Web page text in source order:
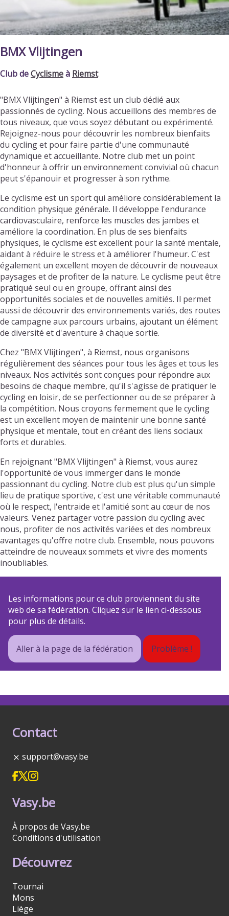
BMX Vlijtingen
Club deCyclismeà Riemst
"BMX Vlijtingen" à Riemst est un club dédié aux
passionnés de cycling. Nous accueillons des membres de
tous niveaux, que vous soyez débutant ou expérimenté.
Rejoignez-nous pour découvrir les nombreux bienfaits
du cycling et pour faire partie d'une communauté
dynamique et accueillante. Notre club met un point
d'honneur à offrir un environnement convivial où chacun
peut s'épanouir et progresser à son rythme.
Le cyclisme est un sport qui améliore considérablement la
condition physique générale. Il développe l'endurance
cardiovasculaire, renforce les muscles des jambes et
améliore la coordination. En plus de ses bienfaits
physiques, le cyclisme est excellent pour la santé mentale,
aidant à réduire le stress et à améliorer l'humeur. C'est
également un excellent moyen de découvrir de nouveaux
paysages et de profiter de la nature. Le cyclisme peut être
pratiqué seul ou en groupe, offrant ainsi des
opportunités sociales et de nouvelles amitiés. Il permet
aussi de découvrir des environnements variés, des routes
de campagne aux parcours urbains, ajoutant un élément
de diversité et d'aventure à chaque sortie.
Chez "BMX Vlijtingen", à Riemst, nous organisons
régulièrement des séances pour tous les âges et tous les
niveaux. Nos activités sont conçues pour répondre aux
besoins de chaque membre, qu'il s'agisse de pratiquer le
cycling en loisir, de se perfectionner ou de se préparer à
la compétition. Nous croyons fermement que le cycling
est un excellent moyen de maintenir une bonne santé
physique et mentale, tout en créant des liens sociaux
forts et durables.
En rejoignant "BMX Vlijtingen" à Riemst, vous aurez
l'opportunité de vous immerger dans le monde
passionnant du cycling. Notre club est plus qu'un simple
lieu de pratique sportive, c'est une véritable communauté
où le respect, l'entraide et l'amitié sont au cœur de nos
valeurs. Venez partager votre passion du cycling avec
nous, profiter de nos activités variées et des nombreux
avantages qu'offre notre club. Ensemble, nous pouvons
atteindre de nouveaux sommets et vivre des moments
inoubliables.
Les informations pour ce club proviennent du site
web de sa fédération. Cliquez sur le lien ci-dessous
pour plus de détails.
Aller à la page de la fédération Problème !
Contact
support@vasy.be
Vasy.be
À propos de Vasy.be
Conditions d'utilisation
Découvrez
Tournai
Mons
Liège